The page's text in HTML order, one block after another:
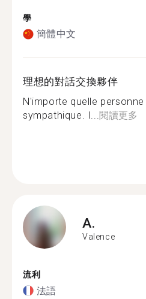
學
簡體中文
理想的對話交換夥伴
N'importe quelle
sympathique. I...閱讀更多
A.
Valence
流利
法語